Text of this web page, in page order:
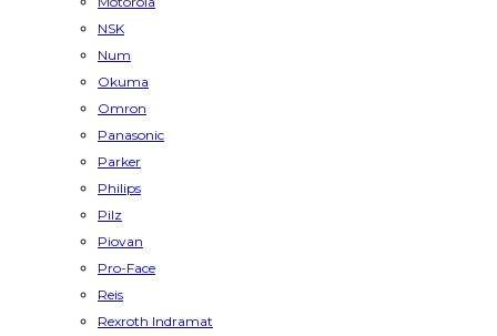
NSK
Num
Okuma
Omron
Panasonic
Parker
Philips
Pilz
Piovan
Pro-Face
Reis
Rexroth Indramat